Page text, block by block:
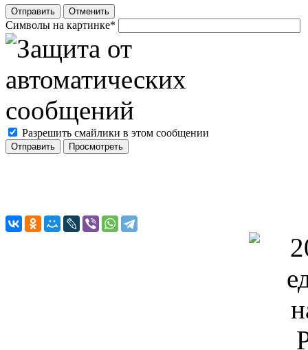
Отправить Отменить
Символы на картинке*
Разрешить смайлики в этом сообщении